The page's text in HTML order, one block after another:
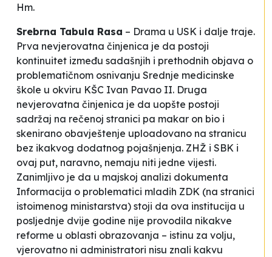
Hm.
Srebrna Tabula Rasa – Drama u USK i dalje traje.
Prva nevjerovatna činjenica je da postoji
kontinuitet između sadašnjih i prethodnih objava o
problematičnom osnivanju Srednje medicinske
škole u okviru KŠC Ivan Pavao II. Druga
nevjerovatna činjenica je da uopšte postoji
sadržaj na rečenoj stranici pa makar on bio i
skenirano obavještenje uploadovano na stranicu
bez ikakvog dodatnog pojašnjenja. ZHŽ i SBK i
ovaj put, naravno, nemaju niti jedne vijesti.
Zanimljivo je da u majskoj analizi dokumenta
Informacija o problematici mladih ZDK (na stranici
istoimenog ministarstva) stoji da ova institucija u
posljednje dvije godine nije provodila nikakve
reforme u oblasti obrazovanja – istinu za volju,
vjerovatno ni administratori nisu znali kakvu